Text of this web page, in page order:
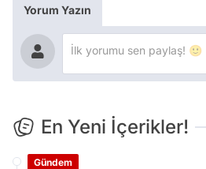
Yorum Yazın
En Yeni İçerikler!
Gündem